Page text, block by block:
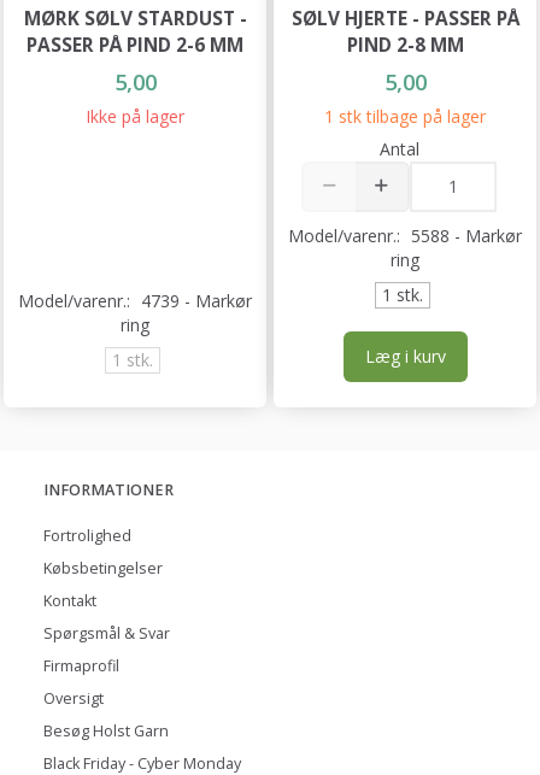
MØRK SØLV STARDUST -
PASSER PÅ PIND 2-6 MM
5,00
Ikke på lager
Model/varenr.: 4739 - Markør
ring
1 stk.
SØLV HJERTE - PASSER PÅ
PIND 2-8 MM
5,00
1 stk tilbage på lager
Antal
Model/varenr.: 5588 - Markør
ring
1 stk.
Læg i kurv
INFORMATIONER
Fortrolighed
Købsbetingelser
Kontakt
Spørgsmål & Svar
Firmaprofil
Oversigt
Besøg Holst Garn
Black Friday - Cyber Monday